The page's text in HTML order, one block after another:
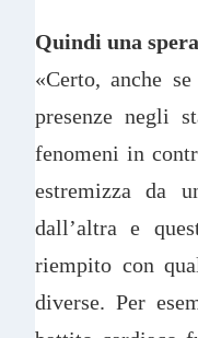
Quindi una
«Certo, anche
presenze negli
fenomeni in
estremizza da
dall’altra e
riempito con
diverse. Per